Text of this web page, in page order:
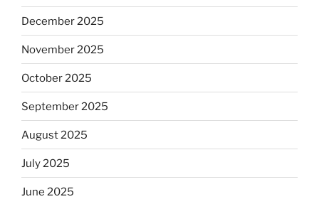
December 2025
November 2025
October 2025
September 2025
August 2025
July 2025
June 2025